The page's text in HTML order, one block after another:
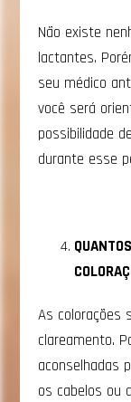
Não existe
lactantes.
seu médico
você será
possibilidade
durante esse
As colorações
clareamento.
aconselhadas
os cabelos ou